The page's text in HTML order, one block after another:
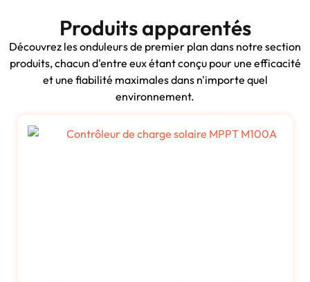
Produits apparentés
Découvrez les onduleurs de premier plan dans notre section
produits, chacun d'entre eux étant conçu pour une efficacité
et une fiabilité maximales dans n'importe quel
environnement.